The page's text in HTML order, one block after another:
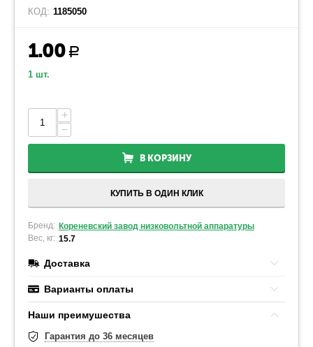
КОД: 1185050
1.00 Р
1 шт.
+
−
В КОРЗИНУ
КУПИТЬ В ОДИН КЛИК
Бренд: Кореневский завод низковольтной аппаратуры
Вес, кг: 15.7
Доставка
Варианты оплаты
Наши преимушества
Гарантия до 36 месяцев